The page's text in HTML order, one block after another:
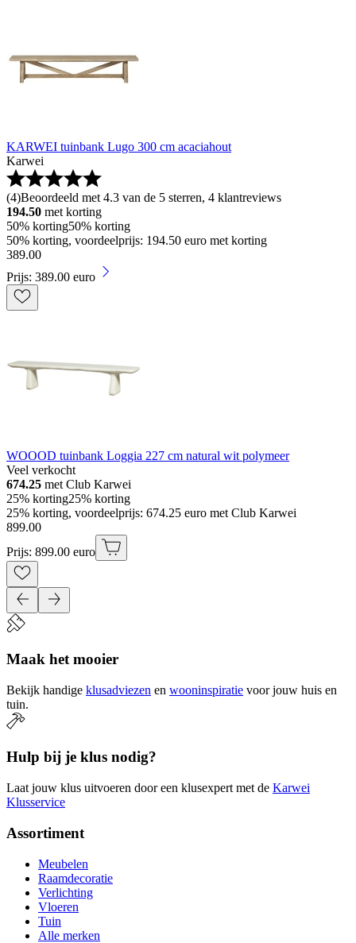
KARWEI tuinbank Lugo 300 cm acaciahout
Karwei
(4)Beoordeeld met 4.3 van de 5 sterren, 4 klantreviews
194.50 met korting
50% korting50% korting
50% korting, voordeelprijs: 194.50 euro met korting
389.00
Prijs: 389.00 euro
WOOOD tuinbank Loggia 227 cm natural wit polymeer
Veel verkocht
674.25 met Club Karwei
25% korting25% korting
25% korting, voordeelprijs: 674.25 euro met Club Karwei
899.00
Prijs: 899.00 euro
Maak het mooier
Bekijk handige klusadviezen en wooninspiratie voor jouw huis en
tuin.
Hulp bij je klus nodig?
Laat jouw klus uitvoeren door een klusexpert met de Karwei
Klusservice
Assortiment
Meubelen
Raamdecoratie
Verlichting
Vloeren
Tuin
Alle merken